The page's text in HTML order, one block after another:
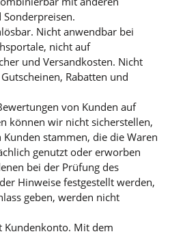
Sonderpreisen.
Nicht anwendbar bei
nicht auf
und Versandkosten. Nicht
Rabatten und
von Kunden auf
können wir nicht sicherstellen,
stammen, die die Waren
genutzt oder erworben
bei der Prüfung des
Hinweise festgestellt werden,
geben, werden nicht
Mit dem